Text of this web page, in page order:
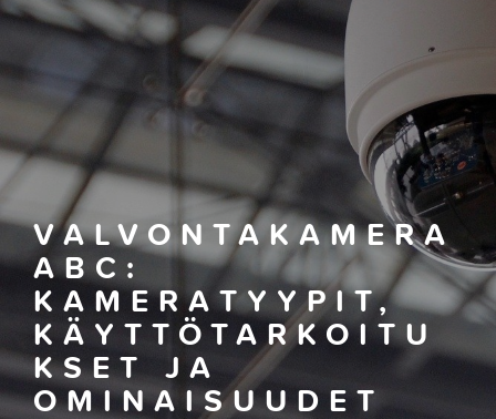
VALVONTAKAMERA
ABC:
KAMERATYYPIT,
KÄYTTÖTARKOITU
KSET JA
OMINAISUUDET